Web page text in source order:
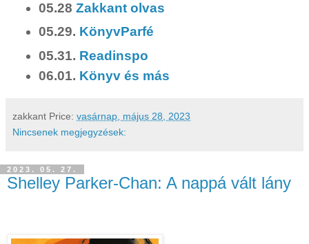
05.28Zakkant olvas
05.29. KönyvParfé
05.31. Readinspo
06.01. Könyv és más
zakkant Price: vasárnap, május 28, 2023
Nincsenek megjegyzések:
2023. 05. 27.
Shelley Parker-Chan: A ​nappá vált lány